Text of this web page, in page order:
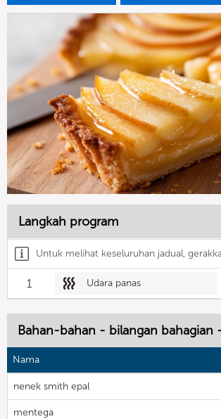
Langkah program
Untuk melihat keseluruhan jadual,
1 Udara panas
Bahan-bahan - bilangan bahagian
Nama
nenek smith epal
mentega